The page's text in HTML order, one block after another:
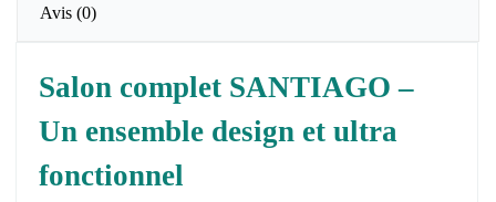
Avis (0)
Salon complet SANTIAGO –
Un ensemble design et ultra
fonctionnel